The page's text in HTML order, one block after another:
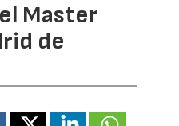
Master
de